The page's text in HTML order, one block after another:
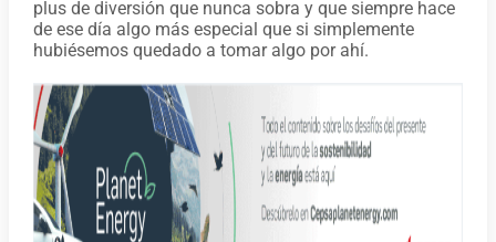
plus de diversión que nunca sobra y que siempre hace
de ese día algo más especial que si simplemente
hubiésemos quedado a tomar algo por ahí.